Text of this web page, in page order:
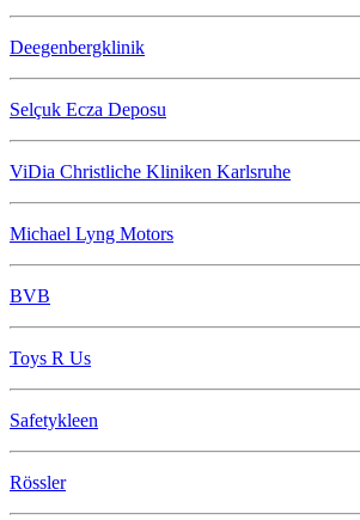
Deegenbergklinik
Selçuk Ecza Deposu
ViDia Christliche Kliniken Karlsruhe
Michael Lyng Motors
BVB
Toys R Us
Safetykleen
Rössler